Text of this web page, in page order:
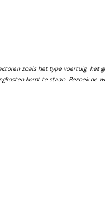
zoals het type voertuig, het
komt te staan. Bezoek de